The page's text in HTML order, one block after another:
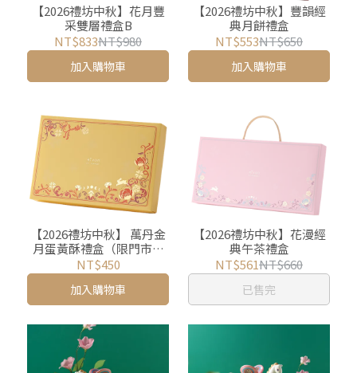
【2026禮坊中秋】花月豐
采雙層禮盒B
NT$833NT$980
加入購物車
【2026禮坊中秋】豐韻經
典月餅禮盒
NT$553NT$650
加入購物車
【2026禮坊中秋】 萬丹金
月蛋黃酥禮盒（限門市自
取）
NT$450
加入購物車
【2026禮坊中秋】花漫經
典午茶禮盒
NT$561NT$660
已售完